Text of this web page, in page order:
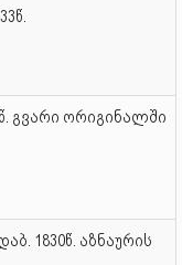
გვარი ორიგინალში
1830წ. აზნაურის